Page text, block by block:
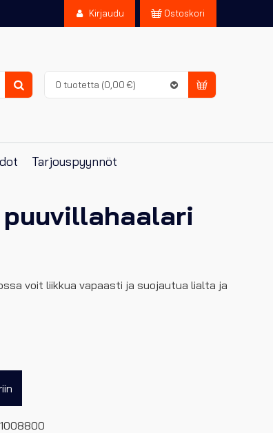
Kirjaudu Ostoskori
0 tuotetta (0,00 €)
Tarjouspyynnöt
voit liikkua vapaasti ja suojautua lialta ja